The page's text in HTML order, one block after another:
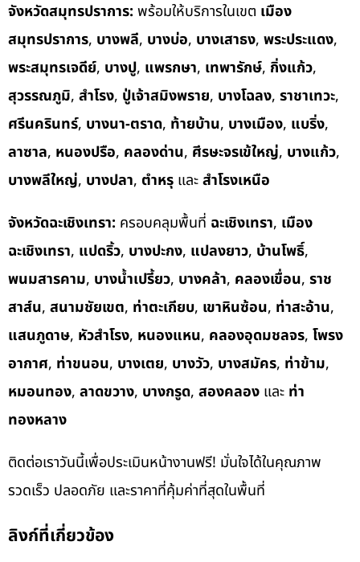
จังหวัดสมุทรปราการ: พร้อมให้บริการในเขต เมือง
สมุทรปราการ, บางพลี, บางบ่อ, บางเสาธง, พระประแดง,
พระสมุทรเจดีย์, บางปู, แพรกษา, เทพารักษ์, กิ่งแก้ว,
สุวรรณภูมิ, สำโรง, ปู่เจ้าสมิงพราย, บางโฉลง, ราชาเทวะ,
ศรีนครินทร์, บางนา-ตราด, ท้ายบ้าน, บางเมือง, แบริ่ง,
ลาซาล, หนองปรือ, คลองด่าน, ศีรษะจรเข้ใหญ่, บางแก้ว,
บางพลีใหญ่, บางปลา, ตำหรุ และสำโรงเหนือ
จังหวัดฉะเชิงเทรา: ครอบคลุมพื้นที่ ฉะเชิงเทรา, เมือง
ฉะเชิงเทรา, แปดริ้ว, บางปะกง, แปลงยาว, บ้านโพธิ์,
พนมสารคาม, บางน้ำเปรี้ยว, บางคล้า, คลองเขื่อน, ราช
สาส์น, สนามชัยเขต, ท่าตะเกียบ, เขาหินซ้อน, ท่าสะอ้าน,
แสนภูดาษ, หัวสำโรง, หนองแหน, คลองอุดมชลจร, โพรง
อากาศ, ท่าขนอน, บางเตย, บางวัว, บางสมัคร, ท่าข้าม,
หมอนทอง, ลาดขวาง, บางกรูด, สองคลอง และ ท่า
ทองหลาง
ติดต่อเราวันนี้เพื่อประเมินหน้างานฟรี! มั่นใจได้ในคุณภาพ
รวดเร็ว ปลอดภัย และราคาที่คุ้มค่าที่สุดในพื้นที่
ลิงก์ที่เกี่ยวข้อง